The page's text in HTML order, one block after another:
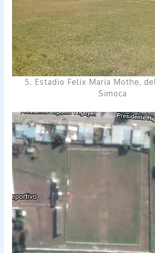
5. Estadio Felix Maria Mothe,
Simoca